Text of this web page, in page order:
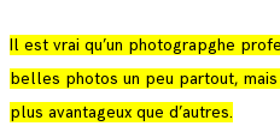
Il est vrai qu’un photograpghe
belles photos un peu partout,
plus avantageux que d’autres.